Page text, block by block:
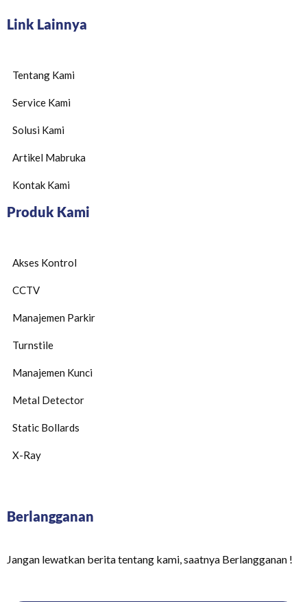
Link Lainnya
Tentang Kami
Service Kami
Solusi Kami
Artikel Mabruka
Kontak Kami
Produk Kami
Akses Kontrol
CCTV
Manajemen Parkir
Turnstile
Manajemen Kunci
Metal Detector
Static Bollards
X-Ray
Berlangganan
Jangan lewatkan berita tentang kami, saatnya Berlangganan !